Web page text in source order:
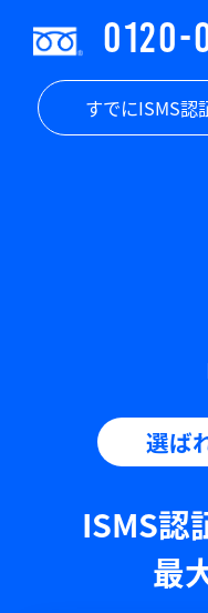
0120-
すでにISMS認
選ば
ISMS認
最